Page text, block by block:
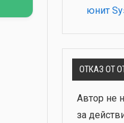
юнит
ОТКАЗ ОТ
Автор не
за